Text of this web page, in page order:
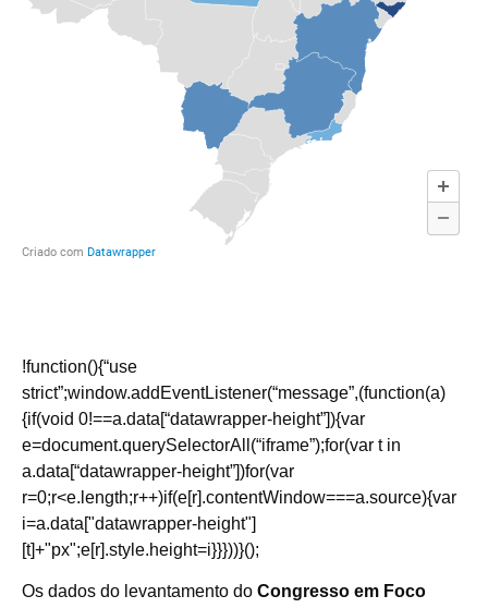
!function(){“use
strict”;window.addEventListener(“message”,(function(a)
{if(void 0!==a.data[“datawrapper-height”]){var
e=document.querySelectorAll(“iframe”);for(var t in
a.data[“datawrapper-height”])for(var
r=0;r<e.length;r++)if(e[r].contentWindow===a.source){var
i=a.data["datawrapper-height"]
[t]+"px";e[r].style.height=i}}}))}();
Os dados do levantamento do Congresso em Foco